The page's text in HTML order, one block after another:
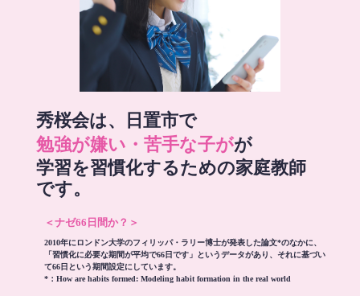
秀桜会は、日置市で
勉強が嫌い・苦手な子がが
学習を習慣化するための家庭教師
です。
＜ナゼ66日間か？＞
2010年にロンドン大学のフィリッパ・ラリー博士が発表した論文*のなかに、
「習慣化に必要な期間が平均で66日です」というデータがあり、それに基づい
て66日という期間設定にしています。
*： How are habits formed: Modeling habit formation in the real world